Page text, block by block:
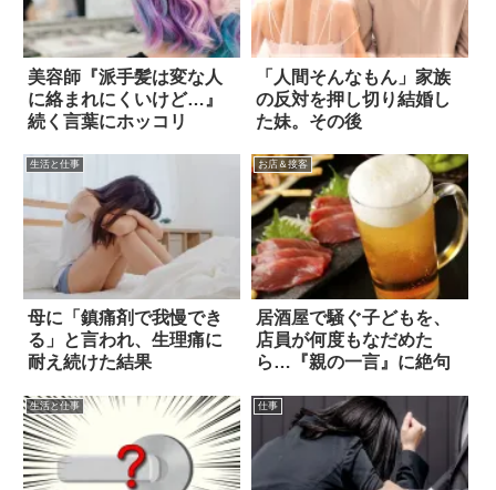
美容師『派手髪は変な人
に絡まれにくいけど…』
続く言葉にホッコリ
「人間そんなもん」家族
の反対を押し切り結婚し
た妹。その後
生活と仕事
母に「鎮痛剤で我慢でき
る」と言われ、生理痛に
耐え続けた結果
お店＆接客
居酒屋で騒ぐ子どもを、
店員が何度もなだめた
ら…『親の一言』に絶句
生活と仕事 仕事